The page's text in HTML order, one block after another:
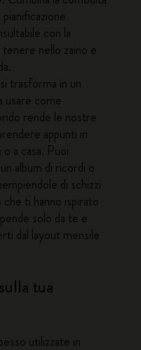
con la
nello zaino e
trasforma in un
usare come
rende le nostre
appunti in
a casa. Puoi
album di ricordi o
di schizzi
ti hanno ispirato
solo da te e
dal layout mensile
tua
utilizzate in